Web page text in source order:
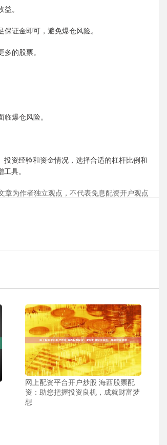
。
证金即可，避免爆仓风险。
的股票。
爆仓风险。
资经验和资金情况，选择合适的杠杆比例和
具。
章为作者独立观点，不代表免息配资开户观点
网上配资平台开户炒股 海西股票配
资：助您把握投资良机，成就财富梦
想